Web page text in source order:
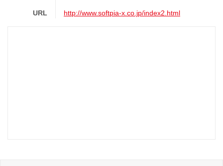
URL http://www.softpia-x.co.jp/index2.html